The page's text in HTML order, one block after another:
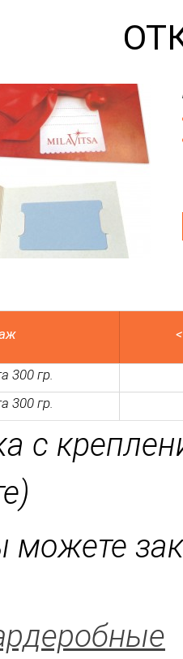
300 гр.
300 гр.
с
можете